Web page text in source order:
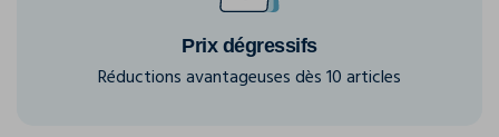
Prix dégressifs
Réductions avantageuses dès 10 articles